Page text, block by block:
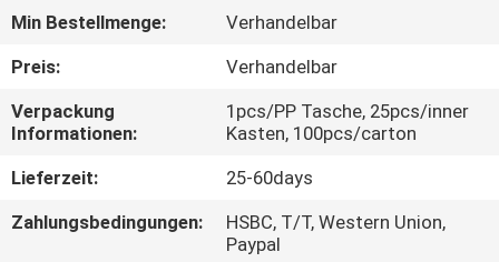
QUALITÄTSKONTROLLE
TRETEN
SIE
MIT
UNS
Min Bestellmenge:
Verhandelbar
Preis:
Verhandelbar
Verpackung
Informationen:
1pcs/PP Tasche, 25pcs/inner
Kasten, 100pcs/carton
Lieferzeit:
25-60days
Zahlungsbedingungen:
HSBC, T/T, Western Union,
Paypal